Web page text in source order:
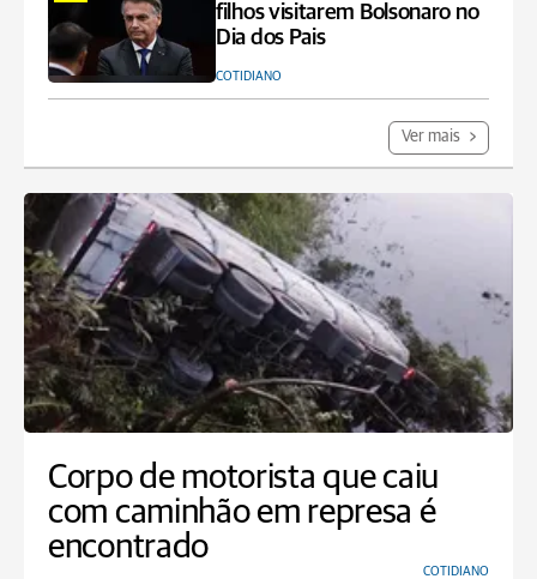
filhos visitarem Bolsonaro no
Dia dos Pais
COTIDIANO
Ver mais
Corpo de motorista que caiu
com caminhão em represa é
encontrado
COTIDIANO